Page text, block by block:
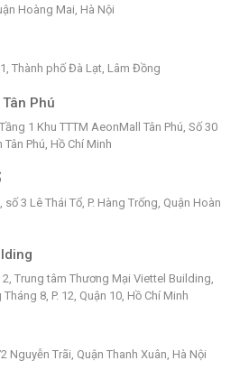
Hoàng Mai, Hà Nội
Thành phố Đà Lạt, Lâm Đồng
Phú
1 Khu TTTM AeonMall Tân Phú, Số 30
Tân Phú, Hồ Chí Minh
3 Lê Thái Tổ, P. Hàng Trống, Quận Hoàn
2, Trung tâm Thương Mại Viettel Building,
8, P. 12, Quận 10, Hồ Chí Minh
Nguyễn Trãi, Quận Thanh Xuân, Hà Nội